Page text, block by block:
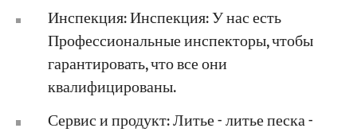
Инспекция: Инспекция: У нас есть
Профессиональные инспекторы, чтобы
гарантировать, что все они
квалифицированы.
Сервис и продукт: Литье - литье песка -